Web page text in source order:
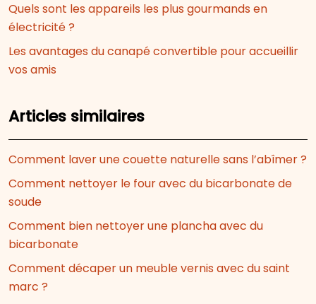
Quels sont les appareils les plus gourmands en
électricité ?
Les avantages du canapé convertible pour accueillir
vos amis
Articles similaires
Comment laver une couette naturelle sans l’abîmer ?
Comment nettoyer le four avec du bicarbonate de
soude
Comment bien nettoyer une plancha avec du
bicarbonate
Comment décaper un meuble vernis avec du saint
marc ?